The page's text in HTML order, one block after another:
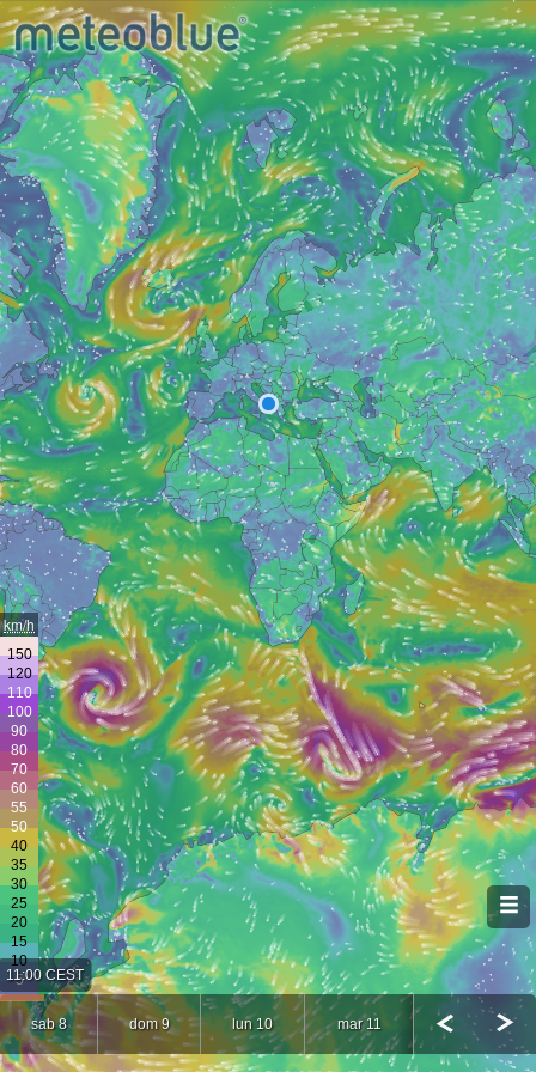
11:00 CEST
sab 8 dom 9 lun 10 mar 11
km/h